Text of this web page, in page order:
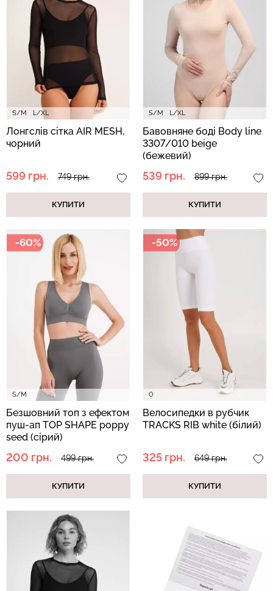
S/M L/XL
Лонгслів сітка AIR MESH,
чорний
599 грн. 749 грн.
КУПИТИ
S/M L/XL
Бавовняне боді Body line
3307/010 beige
(бежевий)
539 грн. 899 грн.
КУПИТИ
S/M
-60%
Безшовний топ з ефектом
пуш-ап TOP SHAPE poppy
seed (сірий)
200 грн. 499 грн.
КУПИТИ
0
-50%
Велосипедки в рубчик
TRACKS RIB white (білий)
325 грн. 649 грн.
КУПИТИ
Безшовні легінси
LEGGINGS (чорний) Giulia
482 грн.689 грн.
Безшовні бразиліана з
легкою корекцією
BRASILIAN SHAPEWEAR
black (чорний) Giulia
258 грн.369 грн.
Безшовні стрінги STRING
BRIEFS (чорний) Giulia
179 грн.299 грн.
Безшовний топ з легкою
корекцією BRA
SHAPEWEAR nude
(бежевий) Giulia
489 грн.